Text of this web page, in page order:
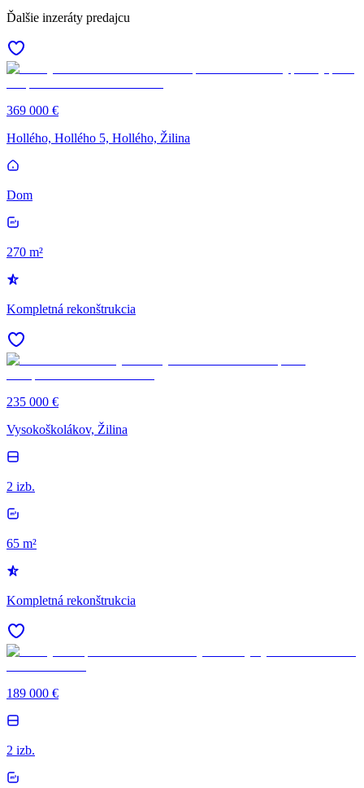
Ďalšie inzeráty predajcu
369 000 €
Hollého, Hollého 5, Hollého, Žilina
Dom
270 m²
Kompletná rekonštrukcia
235 000 €
Vysokoškolákov, Žilina
2 izb.
65 m²
Kompletná rekonštrukcia
189 000 €
2 izb.